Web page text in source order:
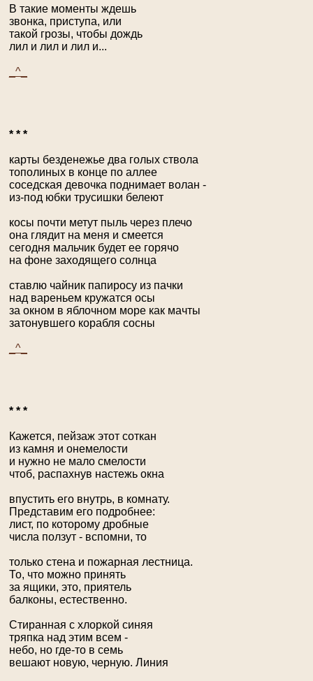
В такие моменты ждешь
звонка, приступа, или
такой грозы, чтобы дождь
лил и лил и лил и...
_^_
* * *
карты безденежье два голых ствола
тополиных в конце по аллее
соседская девочка поднимает волан -
из-под юбки трусишки белеют
косы почти метут пыль через плечо
она глядит на меня и смеется
сегодня мальчик будет ее горячо
на фоне заходящего солнца
ставлю чайник папиросу из пачки
над вареньем кружатся осы
за окном в яблочном море как мачты
затонувшего корабля сосны
_^_
* * *
Кажется, пейзаж этот соткан
из камня и онемелости
и нужно не мало смелости
чтоб, распахнув настежь окна
впустить его внутрь, в комнату.
Представим его подробнее:
лист, по которому дробные
числа ползут - вспомни, то
только стена и пожарная лестница.
То, что можно принять
за ящики, это, приятель
балконы, естественно.
Стиранная с хлоркой синяя
тряпка над этим всем -
небо, но где-то в семь
вешают новую, черную. Линия